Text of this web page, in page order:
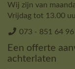
Wij zijn van
Vrijdag tot 13.00
073 - 851 64 96
Een offerte
achterlaten